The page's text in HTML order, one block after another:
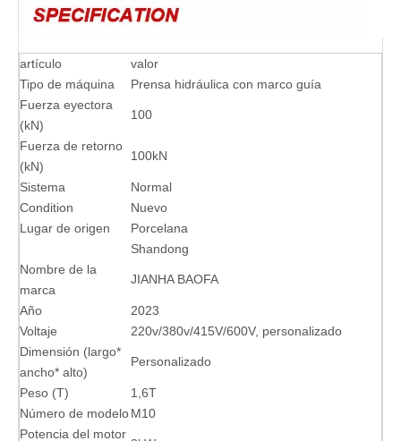
artículo
valor
Tipo de máquina
Prensa hidráulica con marco guía
Fuerza eyectora
(kN)
100
Fuerza de retorno
(kN)
100kN
Sistema
Normal
Condition
Nuevo
Lugar de origen
Porcelana
Shandong
Nombre de la
marca
JIANHA BAOFA
Año
2023
Voltaje
220v/380v/415V/600V, personalizado
Dimensión (largo*
ancho* alto)
Personalizado
Peso (T)
1,6T
Número de modeloM10
Potencia del motor